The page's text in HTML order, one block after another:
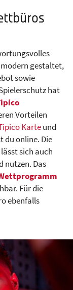
gestaltet,
sowie
hat
Vorteilen
Karteund
du online. Die
sich auch
nutzen. Das
Für die
ebenfalls